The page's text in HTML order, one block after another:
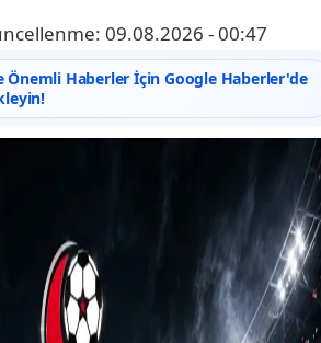
09.08.2026 - 00:47
Önemli Haberler İçin Google Haberler'de